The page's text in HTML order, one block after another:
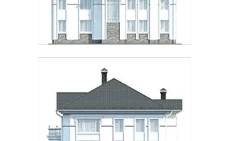
Звонок
Telegram MAX
Даюсогласие на обработку персональных данных
подтверждаю, что ознакомлен(а) с